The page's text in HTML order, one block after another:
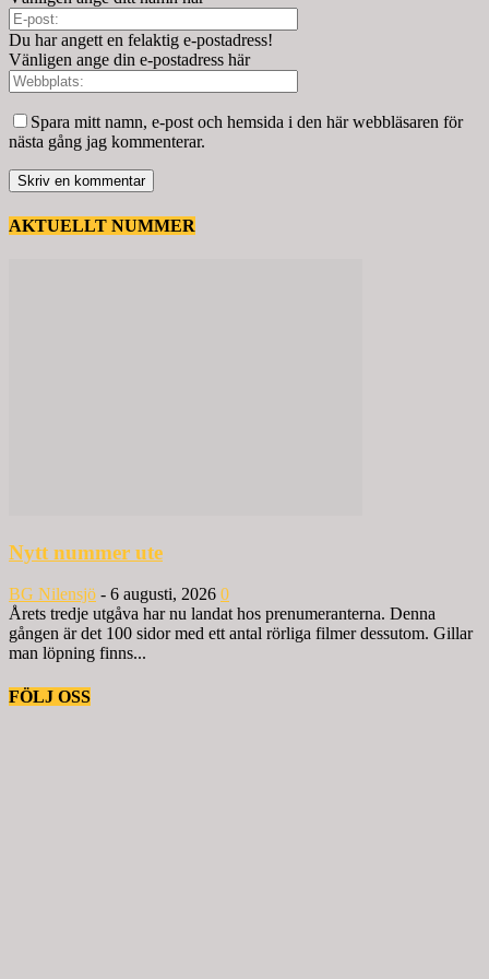
Du har angett en felaktig e-postadress!
Vänligen ange din e-postadress här
Spara mitt namn, e-post och hemsida i den här webbläsaren för
nästa gång jag kommenterar.
AKTUELLT NUMMER
Nytt nummer ute
BG Nilensjö - 6 augusti, 2026 0
Årets tredje utgåva har nu landat hos prenumeranterna. Denna
gången är det 100 sidor med ett antal rörliga filmer dessutom. Gillar
man löpning finns...
FÖLJ OSS